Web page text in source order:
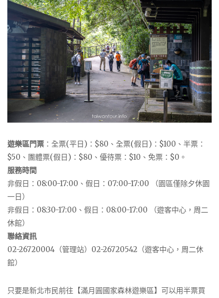
遊樂區門票 ：全票(平日)：$80、全票(假日)：$100、半票：
$50、團體票(假日)：$80、優待票：$10、免票：$0。
服務時間
非假日：08:00-17:00、假日：07:00-17:00 （園區僅除夕休園
一日）
非假日：08:30-17:00、假日：08:00-17:00 （遊客中心，周二
休館）
聯絡資訊
02-26720004（管理站）02-26720542（遊客中心，周二休
館）
只要是新北市民前往【滿月圓國家森林遊樂區】可以用半票買